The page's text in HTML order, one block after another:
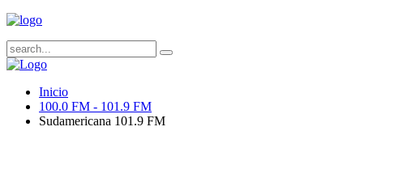
Inicio
100.0 FM - 101.9 FM
Sudamericana 101.9 FM